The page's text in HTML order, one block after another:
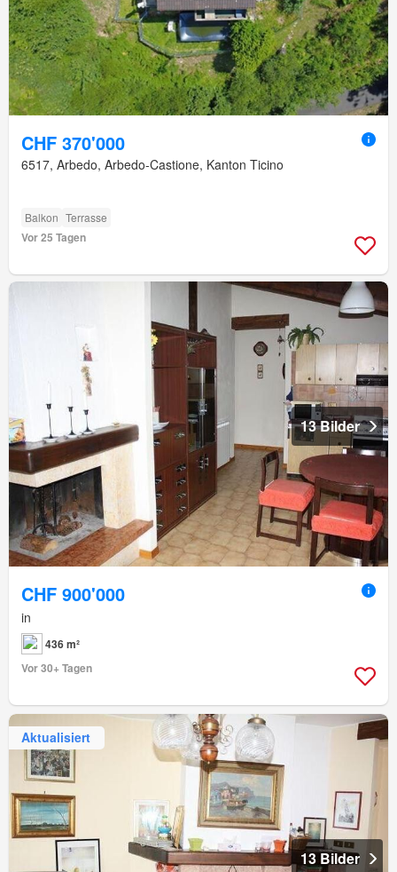
CHF 370'000
6517, Arbedo, Arbedo-Castione, Kanton Ticino
Balkon Terrasse
Vor 25 Tagen
13 Bilder
CHF 900'000
in
436 m²
Vor 30+ Tagen
Aktualisiert
13 Bilder